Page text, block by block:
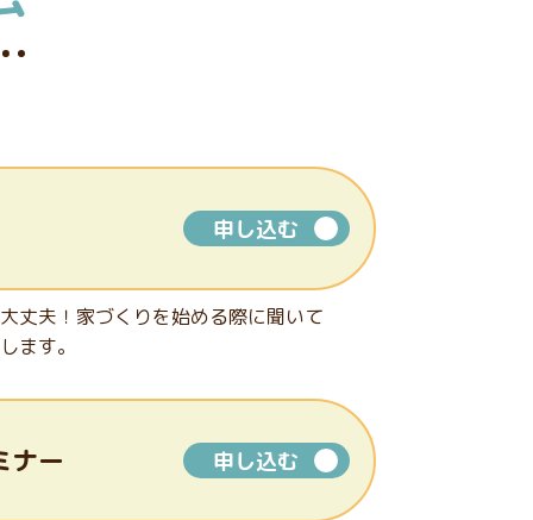
申し込む
丈夫！家づくりを始める際に聞いて
ます。
ナー 申し込む